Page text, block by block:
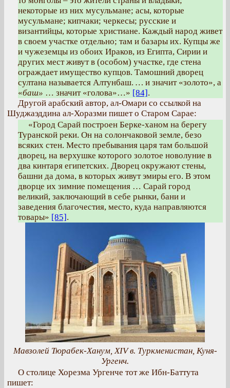
некоторые из них мусульмане; асы, которые
мусульмане; кипчаки; черкесы; русские и
византийцы, которые христиане. Каждый народ живет
в своем участке отдельно; там и базары их. Купцы же
и чужеземцы из обоих Ираков, из Египта, Сирии и
других мест живут в (особом) участке, где стена
ограждает имущество купцов. Тамошний дворец
султана называется Алтунбаш. … и значит «золото», а
«баш» … значит «голова»…» [84].
Другой арабский автор, ал-Омари со ссылкой на
Шуджаэддина ал-Хоразми пишет о Старом Сарае:
«Город Сарай построен Берке-ханом на берегу
Туранской реки. Он на солончаковой земле, безо
всяких стен. Место пребывания царя там большой
дворец, на верхушке которого золотое новолуние в
два кинтаря египетских. Дворец окружают стены,
башни да дома, в которых живут эмиры его. В этом
дворце их зимние помещения … Сарай город
великий, заключающий в себе рынки, бани и
заведения благочестия, место, куда направляются
товары» [85].
Мавзолей Тюрабек-Ханум, XIV в. Туркменистан, Куня-
Ургенч.
О столице Хорезма Ургенче тот же Ибн-Баттута
пишет: